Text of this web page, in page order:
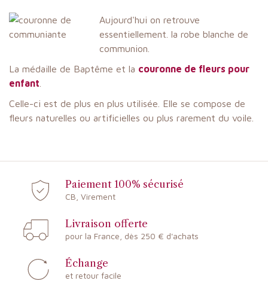
Aujourd'hui on retrouve
essentiellement. la robe blanche de
communion.
La médaille de Baptême et la couronne de fleurs pour
enfant
Celle-ci est de plus en plus utilisée. Elle se compose de
fleurs naturelles ou artificielles ou plus rarement du voile.
Paiement 100% sécurisé
CB, Virement
Livraison offerte
pour la France, dès 250 € d'achats
Échange
et retour facile